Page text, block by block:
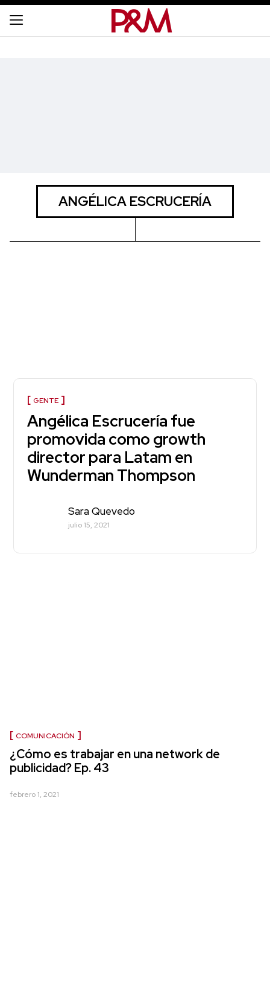
ANGÉLICA ESCRUCERÍA
GENTE
Angélica Escrucería fue
promovida como growth
director para Latam en
Wunderman Thompson
Sara Quevedo
julio 15, 2021
COMUNICACIÓN
¿Cómo es trabajar en una network de
publicidad? Ep. 43
febrero 1, 2021